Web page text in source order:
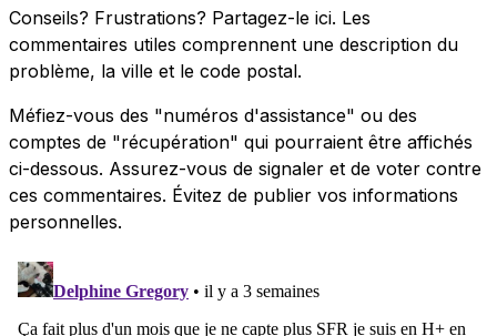
Conseils? Frustrations? Partagez-le ici. Les
commentaires utiles comprennent une description du
problème, la ville et le code postal.
Méfiez-vous des "numéros d'assistance" ou des
comptes de "récupération" qui pourraient être affichés
ci-dessous. Assurez-vous de signaler et de voter contre
ces commentaires. Évitez de publier vos informations
personnelles.